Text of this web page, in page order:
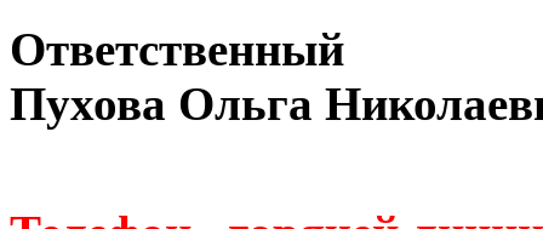
Ответственный
Пухова Ольга